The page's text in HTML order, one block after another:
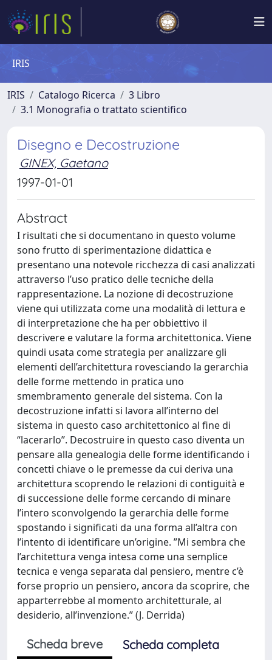
IRIS
IRIS Catalogo Ricerca
3 Libro
3.1 Monografia o trattato scientifico
Disegno e Decostruzione
GINEX, Gaetano
1997-01-01
Abstract
I risultati che si documentano in questo volume
sono frutto di sperimentazione didattica e
presentano una notevole ricchezza di casi analizzati
attraverso l’uso pratico delle tecniche della
rappresentazione. La nozione di decostruzione
viene qui utilizzata come una modalità di lettura e
di interpretazione che ha per obbiettivo il
descrivere e valutare la forma architettonica. Viene
quindi usata come strategia per analizzare gli
elementi dell’architettura rovesciando la gerarchia
delle forme mettendo in pratica uno
smembramento generale del sistema. Con la
decostruzione infatti si lavora all’interno del
sistema in questo caso architettonico al fine di
“lacerarlo”. Decostruire in questo caso diventa un
pensare alla genealogia delle forme identificando i
concetti chiave o le premesse da cui deriva una
architettura scoprendo le relazioni di contiguità e
di successione delle forme cercando di minare
l’intero sconvolgendo la gerarchia delle forme
spostando i significati da una forma all’altra con
l’intento di identificare un’origine. ”Mi sembra che
l’architettura venga intesa come una semplice
tecnica e venga separata dal pensiero, mentre c’è
forse proprio un pensiero, ancora da scoprire, che
apparterrebbe al momento architetturale, al
desiderio, all’invenzione.” (J. Derrida)
Scheda breve
Scheda completa